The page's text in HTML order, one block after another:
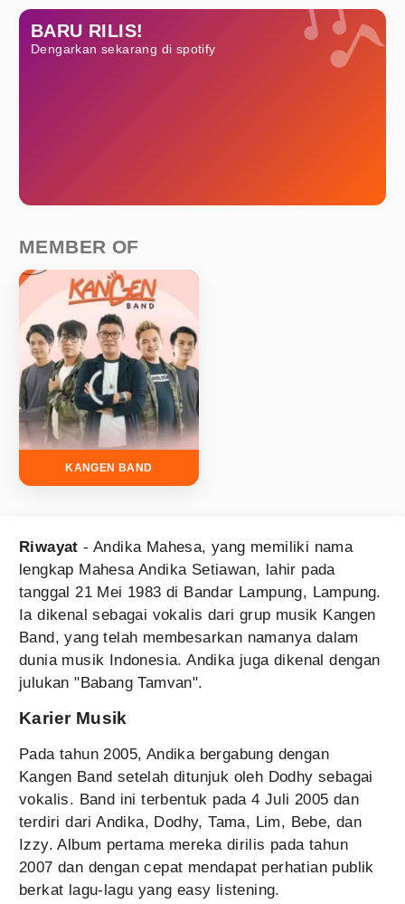
BARU RILIS!
Dengarkan sekarang di spotify
MEMBER OF
KANGEN BAND
Riwayat - Andika Mahesa, yang memiliki nama
lengkap Mahesa Andika Setiawan, lahir pada
tanggal 21 Mei 1983 di Bandar Lampung, Lampung.
Ia dikenal sebagai vokalis dari grup musik Kangen
Band, yang telah membesarkan namanya dalam
dunia musik Indonesia. Andika juga dikenal dengan
julukan "Babang Tamvan".
Karier Musik
Pada tahun 2005, Andika bergabung dengan
Kangen Band setelah ditunjuk oleh Dodhy sebagai
vokalis. Band ini terbentuk pada 4 Juli 2005 dan
terdiri dari Andika, Dodhy, Tama, Lim, Bebe, dan
Izzy. Album pertama mereka dirilis pada tahun
2007 dan dengan cepat mendapat perhatian publik
berkat lagu-lagu yang easy listening.